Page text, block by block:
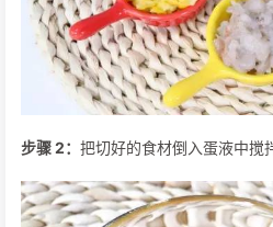
步骤 2： 把切好的食材倒入蛋液中搅